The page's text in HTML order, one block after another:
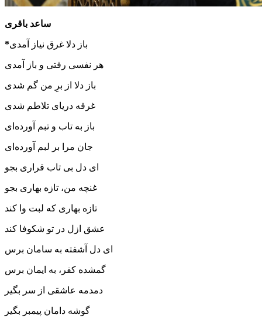
ساعد باقری
*باز دلا غرق نیاز آمدی
هر نفسی رفتی و باز آمدی
باز دلا از برِ من گم شدی
غرقه دریای تلاطم شدی
باز به تاب و تبم آورده‌ای
ای دل بی تاب قراری بجو
غنچه من، تازه بهاری بجو
تازه بهاری که لبت وا کند
عشق ازل در تو شکوفا کند
ای دل آشفته به سامان برس
گمشده کفر، به ایمان برس
دمدمه عاشقی از سر بگیر
گوشه دامان پیمبر بگیر